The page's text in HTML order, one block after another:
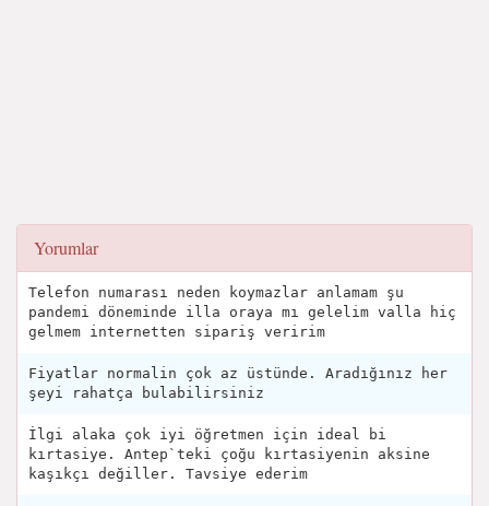
Yorumlar
Telefon numarası neden koymazlar anlamam şu
pandemi döneminde illa oraya mı gelelim valla hiç
gelmem internetten sipariş veririm
Fiyatlar normalin çok az üstünde. Aradığınız her
şeyi rahatça bulabilirsiniz
İlgi alaka çok iyi öğretmen için ideal bi
kırtasiye. Antep`teki çoğu kırtasiyenin aksine
kaşıkçı değiller. Tavsiye ederim